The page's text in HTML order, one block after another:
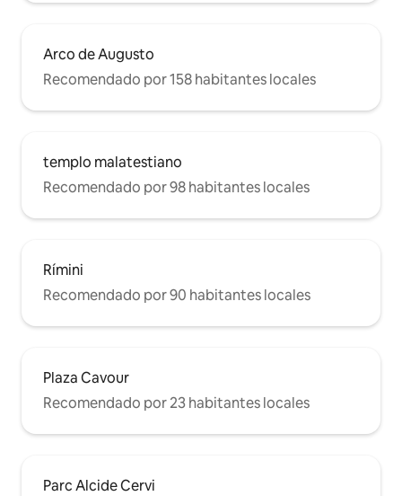
Arco de Augusto
Recomendado por 158 habitantes locales
templo malatestiano
Recomendado por 98 habitantes locales
Rímini
Recomendado por 90 habitantes locales
Plaza Cavour
Recomendado por 23 habitantes locales
Parc Alcide Cervi